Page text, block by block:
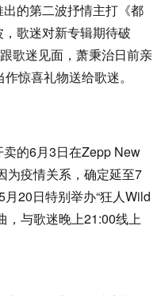
的第二波抒情主打《都
歌迷对新专辑期待破
歌迷见面，萧秉治日前亲
惊喜礼物送给歌迷。
的6月3日在Zepp New
为疫情关系，确定延至7
20日特别举办“狂人Wild
，与歌迷晚上21:00线上